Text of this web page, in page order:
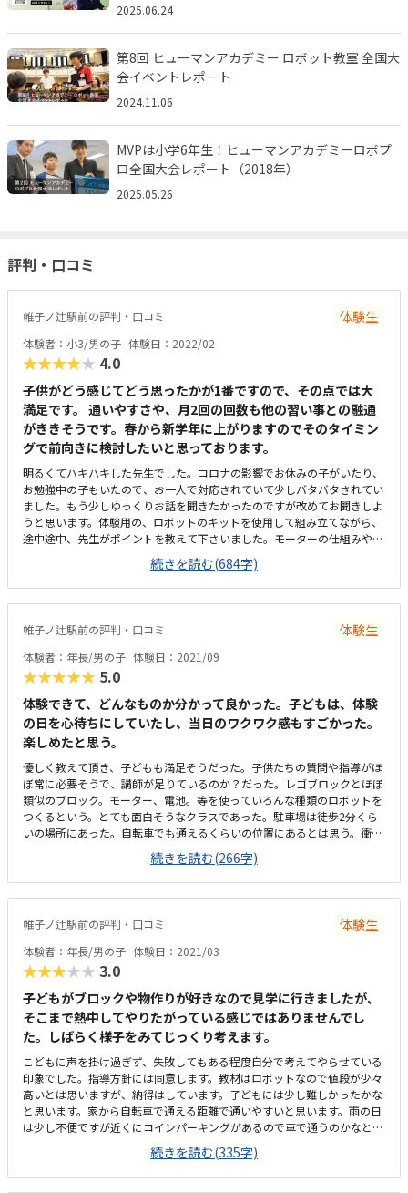
2025.06.24
第8回 ヒューマンアカデミー ロボット教室 全国大
会イベントレポート
2024.11.06
MVPは小学6年生！ヒューマンアカデミーロボプ
ロ全国大会レポート（2018年）
2025.05.26
評判・口コミ
帷子ノ辻駅前の評判・口コミ 体験生
体験者：小3/男の子 体験日：2022/02
★★★★★ 4.0
子供がどう感じてどう思ったかが1番ですので、その点では大
満足です。 通いやすさや、月2回の回数も他の習い事との融通
がききそうです。春から新学年に上がりますのでそのタイミン
グで前向きに検討したいと思っております。
明るくてハキハキした先生でした。コロナの影響でお休みの子がいたり、
お勉強中の子もいたので、お一人で対応されていて少しバタバタされてい
ました。もう少しゆっくりお話を聞きたかったのですが改めてお聞きしよ
うと思います。体験用の、ロボットのキットを使用して組み立てながら、
途中途中、先生がポイントを教えて下さいました。モーターの仕組みやギ
アの動き、パーツの見分け方など。息子は作るのに夢中で説明書を見なが
らどんどん進めてしまいましたが。作成後にはギアのクイズをして下さっ
たのでそれも楽しんでいました。家から自転車で通える距離でした。春か
ら四年生なので何度か一緒に練習すれば一人でも行けると思います。教室
ほど入るのか改めて聞いてみようとは思います。一人一つの机を使用でき
るのであれば空間的には問題ないかなと感じました。コロナの状況にもよ
りますが換気や人数の問題を配慮してあるのであれば安心です。月に2回
の授業という面だけで考えると他の習い事に比べると高く感じます。です
が一回あたりの時間内にどれだけ子供にとって意義のある時間になるかが
1番ですので実際通ってみないと実感としては分かりません。明るい男の
先生で子供も緊張することなく接することができました。他の子供への声
かけ一つにしても否定的な事を言うのではなく、まずは聞いて、注意する
べき点は言葉の使い方も含めて好印象でした。叱るというよりも、子供が
きちんと気づくような声かけをされていました。もう少しゆっくりお話を
聞きたかったので、改めて聞いてみようと思います。
続きを読む(684字)
帷子ノ辻駅前の評判・口コミ 体験生
体験者：年長/男の子 体験日：2021/09
★★★★★ 5.0
体験できて、どんなものか分かって良かった。子どもは、体験
の日を心待ちにしていたし、当日のワクワク感もすごかった。
楽しめたと思う。
優しく教えて頂き、子どもも満足そうだった。子供たちの質問や指導がほ
ぼ常に必要そうで、講師が足りているのか？だった。レゴブロックとほぼ
類似のブロック。モーター、電池。等を使っていろんな種類のロボットを
つくるという。とても面白そうなクラスであった。駐車場は徒歩2分くら
いの場所にあった。自転車でも通えるくらいの位置にあるとは思う。衝立
で区切って、デスクの上で組み立てるという感じ、、部屋自体は思ったよ
りも狭かった。初期費用がけっこうかかるとは思うが、長いスパンで使う
ことができるので良いとは思う先生が親しみやすそうであったのが良かっ
た。
続きを読む(266字)
帷子ノ辻駅前の評判・口コミ 体験生
体験者：年長/男の子 体験日：2021/03
★★★★★ 3.0
子どもがブロックや物作りが好きなので見学に行きましたが、
そこまで熱中してやりたがっている感じではありませんでし
た。しばらく様子をみてじっくり考えます。
こどもに声を掛け過ぎず、失敗してもある程度自分で考えてやらせている
印象でした。指導方針には同意します。教材はロボットなので値段が少々
高いとは思いますが、納得はしています。子どもには少し難しかったかな
と思います。家から自転車で通える距離で通いやすいと思います。雨の日
は少し不便ですが近くにコインパーキングがあるので車で通うのかなと思
います。ビルの2階で平日は塾をやっているようでした。ブースのような
教室で、特に不満な点はありません。他の習い事と比べると高いと思いま
すが、ロボットを買うことを考えるとこのくらいになるのかなと思いま
続きを読む(335字)